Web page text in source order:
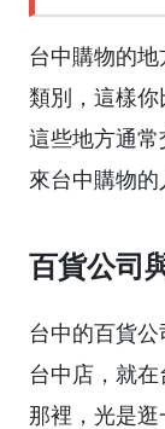
台中購物的
類別，這樣你
這些地方通
來台中購物的
百貨公司
台中的百貨
台中店，就
那裡，光是逛